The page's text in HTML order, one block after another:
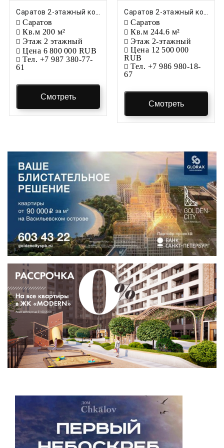
Саратов
Кв.м 200 м²
Этаж 2 этажный
Цена 6 800 000 RUB
Тел. +7 987 380-77-
61
Смотреть
Саратов
Кв.м 244.6 м²
Этаж 2-этажный
Цена 12 500 000
RUB
Тел. +7 986 980-18-
67
Смотреть